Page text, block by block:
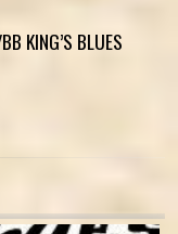
KING’S BLUES